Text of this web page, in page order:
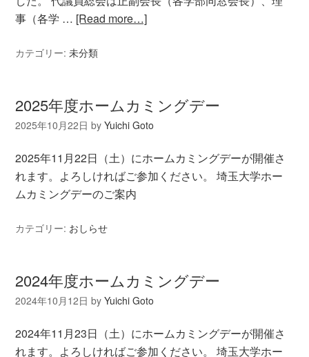
事（各学 … [Read more…]
カテゴリー:未分類
2025年度ホームカミングデー
2025年10月22日 byYuichi Goto
2025年11月22日（土）にホームカミングデーが開催さ
れます。よろしければご参加ください。 埼玉大学ホー
ムカミングデーのご案内
カテゴリー: おしらせ
2024年度ホームカミングデー
2024年10月12日 byYuichi Goto
2024年11月23日（土）にホームカミングデーが開催さ
れます。よろしければご参加ください。 埼玉大学ホー